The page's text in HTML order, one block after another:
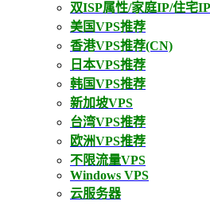
双ISP属性/家庭IP/住宅
美国VPS推荐
香港VPS推荐(CN)
日本VPS推荐
韩国VPS推荐
新加坡VPS
台湾VPS推荐
欧洲VPS推荐
不限流量VPS
Windows VPS
云服务器